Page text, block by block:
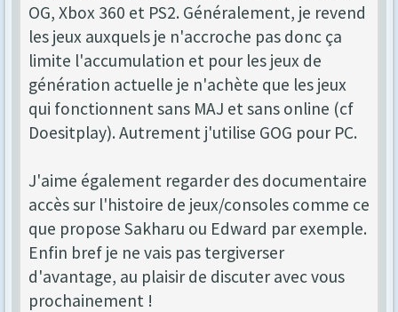
OG, Xbox 360 et PS2. Généralement, je revend
les jeux auxquels je n'accroche pas donc ça
limite l'accumulation et pour les jeux de
génération actuelle je n'achète que les jeux
qui fonctionnent sans MAJ et sans online (cf
Doesitplay). Autrement j'utilise GOG pour PC.
J'aime également regarder des documentaire
accès sur l'histoire de jeux/consoles comme ce
que propose Sakharu ou Edward par exemple.
Enfin bref je ne vais pas tergiverser
d'avantage, au plaisir de discuter avec vous
prochainement !